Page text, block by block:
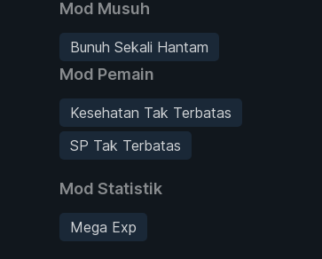
Mod Musuh
Bunuh Sekali Hantam
Mod Pemain
Kesehatan Tak Terbatas
SP Tak Terbatas
Mod Statistik
Mega Exp